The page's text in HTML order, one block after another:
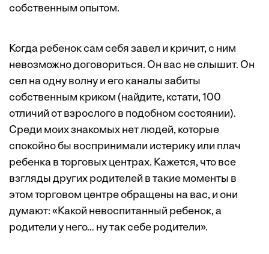
собственным опытом.
Когда ребенок сам себя завел и кричит, с ним
невозможно договориться. Он вас не слышит. Он
сел на одну волну и его каналы забиты
собственным криком (найдите, кстати, 100
отличий от взрослого в подобном состоянии).
Среди моих знакомых нет людей, которые
спокойно бы воспринимали истерику или плач
ребенка в торговых центрах. Кажется, что все
взгляды других родителей в такие моменты в
этом торговом центре обращены на вас, и они
думают: «Какой невоспитанный ребенок, а
родители у него… ну так себе родители».